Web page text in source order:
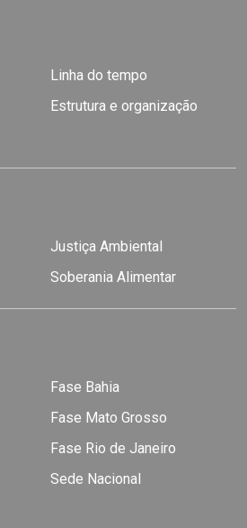
Linha do tempo
Estrutura e organização
Justiça Ambiental
Soberania Alimentar
Fase Bahia
Fase Mato Grosso
Fase Rio de Janeiro
Sede Nacional